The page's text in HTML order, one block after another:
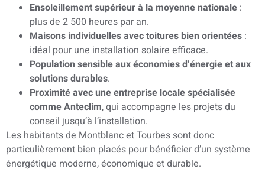
Ensoleillement supérieur à la moyenne nationale :
plus de 2 500 heures par an.
Maisons individuelles avec toitures bien orientées :
idéal pour une installation solaire efficace.
Population sensible aux économies d’énergie et aux
solutions durables.
Proximité avec une entreprise locale spécialisée
comme Anteclim, qui accompagne les projets du
conseil jusqu’à l’installation.
Les habitants de Montblanc et Tourbes sont donc
particulièrement bien placés pour bénéficier d’un système
énergétique moderne, économique et durable.